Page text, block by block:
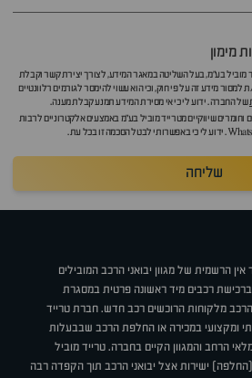
מימון
מוביל בע"מ, בעל השליטה במאגר המידע, לצורך יצירת קשר וקבלת
ת למסור מידע זה על פי חוק, וכי הוא עשוי להימסר לגורמים רלוונטיים
של החברה. ידוע לי כי אי מסירת המידע תמנע קבלת מענה.
שיווקיים מטרייד מוביל בע"מ באמצעים אלקטרוניים לרבות
שליחה
הרשמית של מגוון יבואני הרכב המובילים
רכבים מיד ראשונה פרטית במסגרת
הרכב מלקוחות הרוכשים רכב חדש. חברת טרייד
ומקצועי במכירה או החלפת הרכב שבבעלות
הרחב והמגוון הקיים בחברה. טרייד מוביל
ישירות אצל יבואני הרכב תוך הקפדה רבה